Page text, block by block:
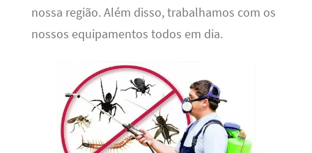
nossa região. Além disso, trabalhamos com os
nossos equipamentos todos em dia.